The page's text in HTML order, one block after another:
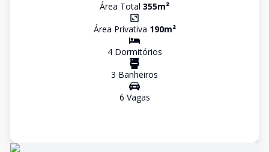
Área Total 355m²
Área Privativa 190m²
4Dormitórios
3 Banheiros
6 Vagas